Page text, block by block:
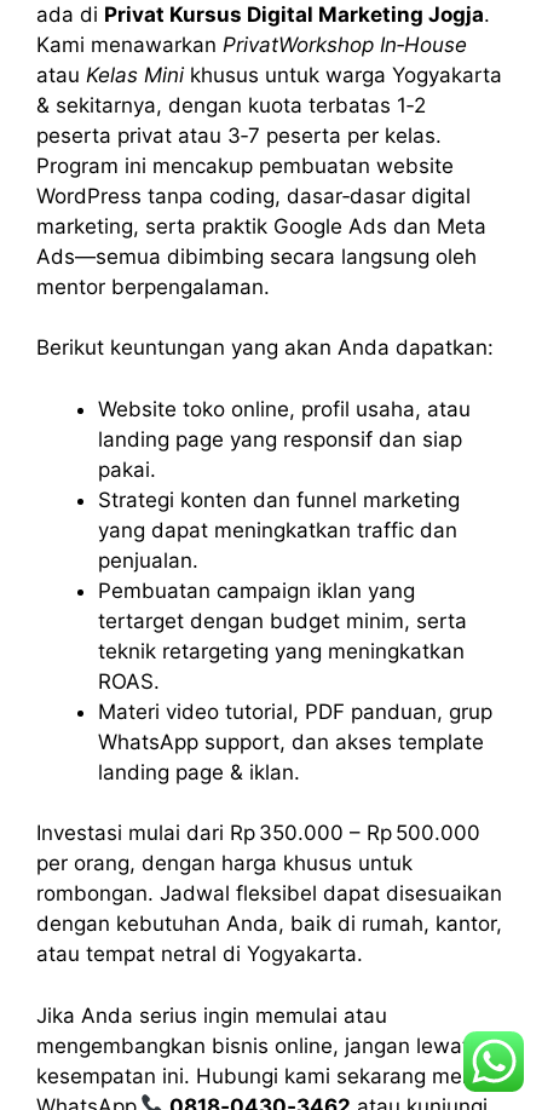
ada di Privat Kursus Digital Marketing Jogja.
Kami menawarkan PrivatWorkshop In‑House
atau Kelas Minikhusus untuk warga Yogyakarta
& sekitarnya, dengan kuota terbatas 1‑2
peserta privat atau 3‑7 peserta per kelas.
Program ini mencakup pembuatan website
WordPress tanpa coding, dasar‑dasar digital
marketing, serta praktik Google Ads dan Meta
Ads—semua dibimbing secara langsung oleh
mentor berpengalaman.
Berikut keuntungan yang akan Anda dapatkan:
Website toko online, profil usaha, atau
landing page yang responsif dan siap
pakai.
Strategi konten dan funnel marketing
yang dapat meningkatkan traffic dan
penjualan.
Pembuatan campaign iklan yang
tertarget dengan budget minim, serta
teknik retargeting yang meningkatkan
ROAS.
Materi video tutorial, PDF panduan, grup
WhatsApp support, dan akses template
landing page & iklan.
Investasi mulai dari Rp 350.000 – Rp 500.000
per orang, dengan harga khusus untuk
rombongan. Jadwal fleksibel dapat disesuaikan
dengan kebutuhan Anda, baik di rumah, kantor,
atau tempat netral di Yogyakarta.
Jika Anda serius ingin memulai atau
mengembangkan bisnis online, jangan lewatkan
kesempatan ini. Hubungi kami sekarang melalui